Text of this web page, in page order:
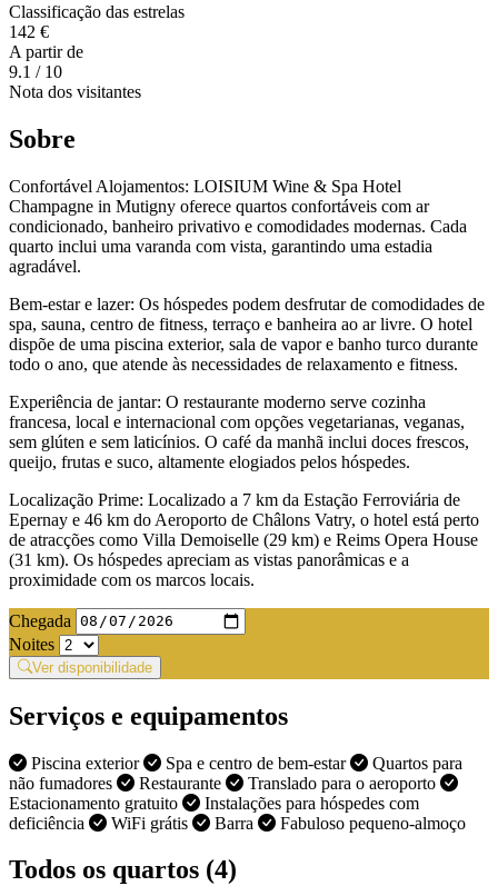
Classificação das estrelas
142 €
A partir de
9.1 / 10
Nota dos visitantes
Sobre
Confortável Alojamentos: LOISIUM Wine & Spa Hotel
Champagne in Mutigny oferece quartos confortáveis com ar
condicionado, banheiro privativo e comodidades modernas. Cada
quarto inclui uma varanda com vista, garantindo uma estadia
agradável.
Bem-estar e lazer: Os hóspedes podem desfrutar de comodidades de
spa, sauna, centro de fitness, terraço e banheira ao ar livre. O hotel
dispõe de uma piscina exterior, sala de vapor e banho turco durante
todo o ano, que atende às necessidades de relaxamento e fitness.
Experiência de jantar: O restaurante moderno serve cozinha
francesa, local e internacional com opções vegetarianas, veganas,
sem glúten e sem laticínios. O café da manhã inclui doces frescos,
queijo, frutas e suco, altamente elogiados pelos hóspedes.
Localização Prime: Localizado a 7 km da Estação Ferroviária de
Epernay e 46 km do Aeroporto de Châlons Vatry, o hotel está perto
de atracções como Villa Demoiselle (29 km) e Reims Opera House
(31 km). Os hóspedes apreciam as vistas panorâmicas e a
proximidade com os marcos locais.
Chegada
Noites
Ver disponibilidade
Serviços e equipamentos
Piscina exterior Spa e centro de bem-estar
Quartos para
não fumadores
Restaurante
Translado para o aeroporto
Estacionamento gratuito
Instalações para hóspedes com
deficiência
WiFi grátis Barra Fabuloso pequeno-almoço
Todos os quartos (4)